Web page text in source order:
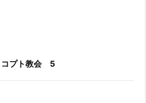
プト教会 5